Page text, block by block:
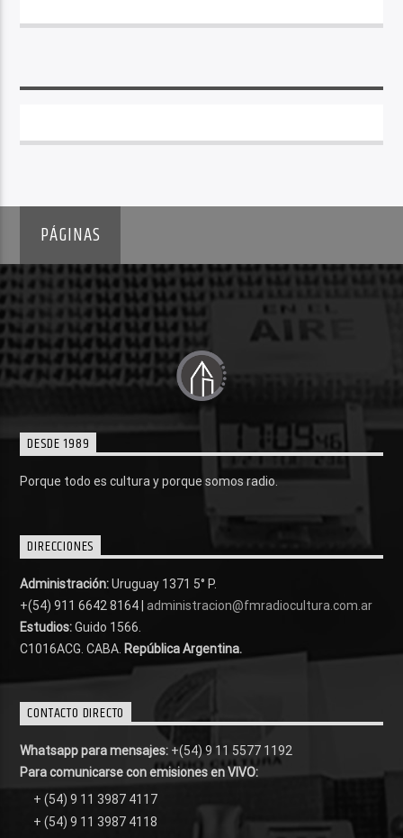
PÁGINAS
DESDE 1989
Porque todo es cultura y porque somos radio.
DIRECCIONES
Administración:Uruguay 1371 5° P.
+(54) 911 6642 8164 | administracion@fmradiocultura.com.ar
Estudios:Guido 1566.
C1016ACG . CABA. República Argentina.
CONTACTO DIRECTO
Whatsapp para mensajes: +(54) 9 11 5577 1192
Para comunicarse con emisiones en VIVO:
+ (54) 9 11 3987 4117
+ (54) 9 11 3987 4118